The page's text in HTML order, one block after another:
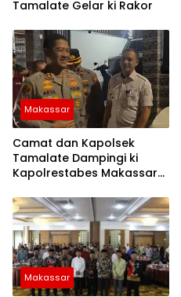
Tamalate Gelar ki Rakor
Makassar
Camat dan Kapolsek
Tamalate Dampingi ki
Kapolrestabes Makassar
Sembako di Bontoduri
Makassar